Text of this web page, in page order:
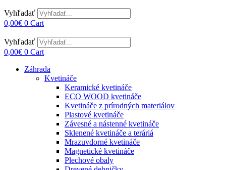
Vyhľadať
0,00€ 0 Cart
Vyhľadať
0,00€ 0 Cart
Záhrada
Kvetináče
Keramické kvetináče
ECO WOOD kvetináče
Kvetináče z prírodných materiálov
Plastové kvetináče
Závesné a nástenné kvetináče
Sklenené kvetináče a teráriá
Mrazuvdorné kvetináče
Magnetické kvetináče
Plechové obaly